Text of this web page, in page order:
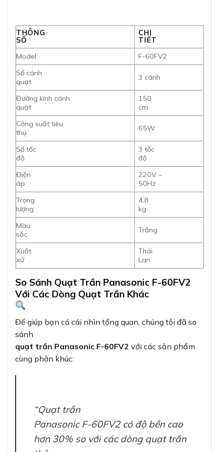
THÔNG
SỐ
CHI
TIẾT
Model
F-60FV2
Số cánh
quạt
3 cánh
Đường kính cánh
quạt
150
cm
Công suất tiêu
thụ
65W
Số tốc
độ
3 tốc
độ
Điện
áp
220V –
50Hz
Trọng
lượng
4.8
kg
Màu
sắc
Trắng
Xuất
xứ
Thái
Lan
So Sánh Quạt Trần Panasonic F-60FV2
Với Các Dòng Quạt Trần Khác
Để giúp bạn có cái nhìn tổng quan, chúng tôi đã so
sánh
quạt trần Panasonic F-60FV2 với các sản phẩm
cùng phân khúc:
“Quạt trần
Panasonic F-60FV2 có độ bền cao
hơn 30% so với các dòng quạt trần